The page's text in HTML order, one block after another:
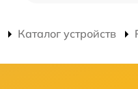
Каталог устройств